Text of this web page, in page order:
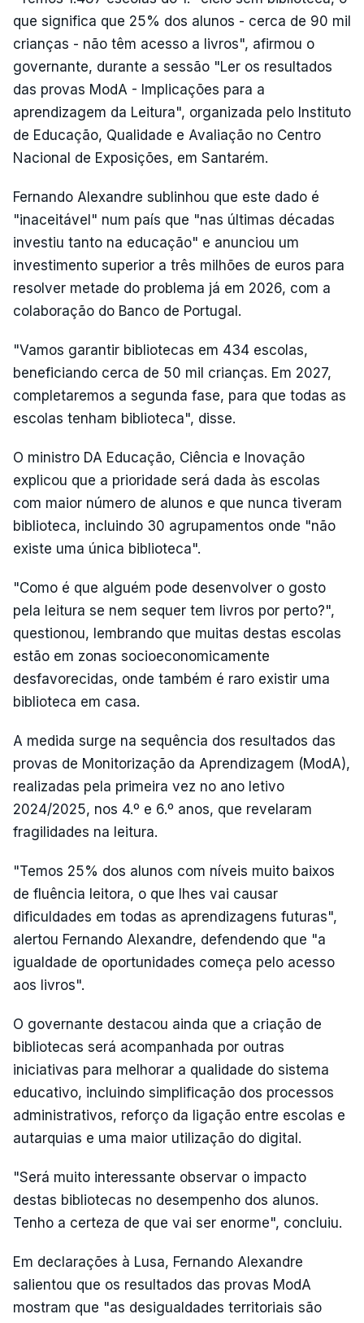
que significa que 25% dos alunos - cerca de 90 mil
crianças - não têm acesso a livros", afirmou o
governante, durante a sessão "Ler os resultados
das provas ModA - Implicações para a
aprendizagem da Leitura", organizada pelo Instituto
de Educação, Qualidade e Avaliação no Centro
Nacional de Exposições, em Santarém.
Fernando Alexandre sublinhou que este dado é
"inaceitável" num país que "nas últimas décadas
investiu tanto na educação" e anunciou um
investimento superior a três milhões de euros para
resolver metade do problema já em 2026, com a
colaboração do Banco de Portugal.
"Vamos garantir bibliotecas em 434 escolas,
beneficiando cerca de 50 mil crianças. Em 2027,
completaremos a segunda fase, para que todas as
escolas tenham biblioteca", disse.
O ministro DA Educação, Ciência e Inovação
explicou que a prioridade será dada às escolas
com maior número de alunos e que nunca tiveram
biblioteca, incluindo 30 agrupamentos onde "não
existe uma única biblioteca".
"Como é que alguém pode desenvolver o gosto
pela leitura se nem sequer tem livros por perto?",
questionou, lembrando que muitas destas escolas
estão em zonas socioeconomicamente
desfavorecidas, onde também é raro existir uma
biblioteca em casa.
A medida surge na sequência dos resultados das
provas de Monitorização da Aprendizagem (ModA),
realizadas pela primeira vez no ano letivo
2024/2025, nos 4.º e 6.º anos, que revelaram
fragilidades na leitura.
"Temos 25% dos alunos com níveis muito baixos
de fluência leitora, o que lhes vai causar
dificuldades em todas as aprendizagens futuras",
alertou Fernando Alexandre, defendendo que "a
igualdade de oportunidades começa pelo acesso
aos livros".
O governante destacou ainda que a criação de
bibliotecas será acompanhada por outras
iniciativas para melhorar a qualidade do sistema
educativo, incluindo simplificação dos processos
administrativos, reforço da ligação entre escolas e
autarquias e uma maior utilização do digital.
"Será muito interessante observar o impacto
destas bibliotecas no desempenho dos alunos.
Tenho a certeza de que vai ser enorme", concluiu.
Em declarações à Lusa, Fernando Alexandre
salientou que os resultados das provas ModA
mostram que "as desigualdades territoriais são